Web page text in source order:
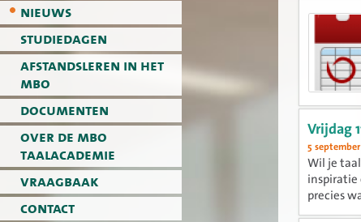
nieuws
studiedagen
afstandsleren in het
mbo
documenten
over de mbo
taalacademie
vraagbaak
contact
Vrijdag
5
Wil je
inspiratie
precies